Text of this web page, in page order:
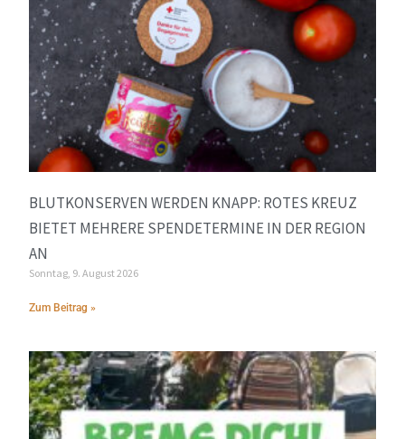
BLUTKONSERVEN WERDEN KNAPP: ROTES KREUZ
BIETET MEHRERE SPENDETERMINE IN DER REGION
AN
Sonntag, 9. August 2026
Zum Beitrag »